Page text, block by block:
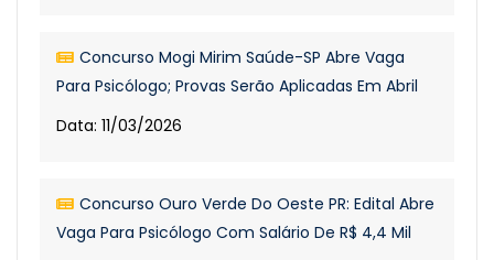
Concurso Mogi Mirim Saúde-SP Abre Vaga
Para Psicólogo; Provas Serão Aplicadas Em Abril
Data: 11/03/2026
Concurso Ouro Verde Do Oeste PR: Edital Abre
Vaga Para Psicólogo Com Salário De R$ 4,4 Mil